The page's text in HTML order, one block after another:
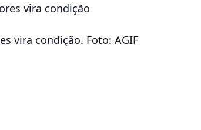
vira condição. Foto: AGIF